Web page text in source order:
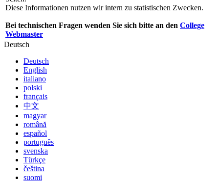
Diese Informationen nutzen wir intern zu statistischen Zwecken.
Bei technischen Fragen wenden Sie sich bitte an den College
Webmaster
Deutsch
Deutsch
English
italiano
polski
français
中文
magyar
română
español
português
svenska
Türkçe
čeština
suomi